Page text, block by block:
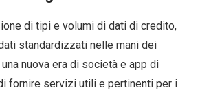
di tipi e volumi di dati di credito,
standardizzati nelle mani dei
nuova era di società e app di
fornire servizi utili e pertinenti per i